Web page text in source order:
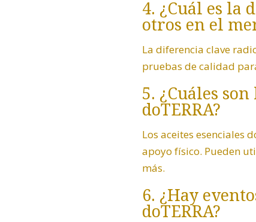
4. ¿Cuál es la
otros en el
La diferencia clave
pruebas de calidad
5. ¿Cuáles
doTERRA?
Los aceites esenciales
apoyo físico. Pueden
más.
6. ¿Hay
doTERRA?